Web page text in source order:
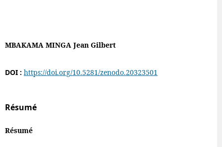
MBAKAMA MINGA Jean Gilbert
DOI : https://doi.org/10.5281/zenodo.20323501
Résumé
Résumé